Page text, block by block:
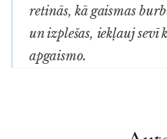
retinās, kā gaismas
un izplešas, iekļauj sevī
apgaismo.